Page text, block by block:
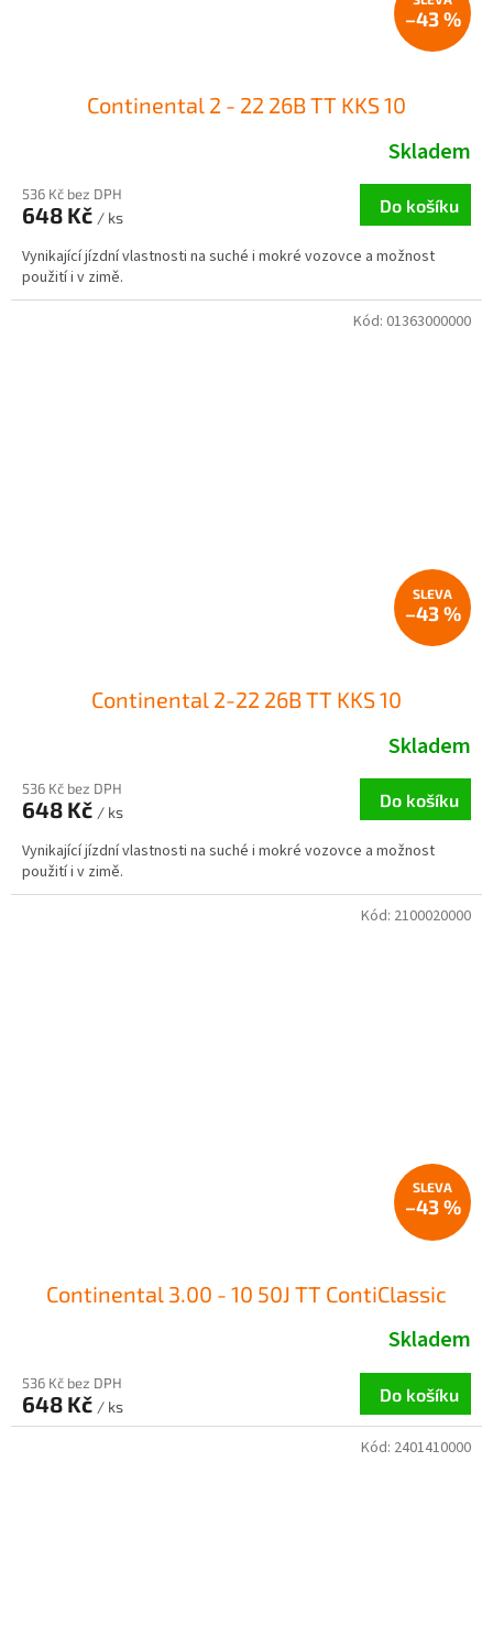
–43 %
Continental 2 - 22 26B TT KKS 10
Skladem
536 Kč bez DPH
648 Kč / ks
Do košíku
Vynikající jízdní vlastnosti na suché i mokré vozovce a možnost
použití i v zimě.
–43 %
Continental 2-22 26B TT KKS 10
Skladem
536 Kč bez DPH
648 Kč / ks
Do košíku
Vynikající jízdní vlastnosti na suché i mokré vozovce a možnost
použití i v zimě.
Kód: 01363000000
–43 %
Continental 3.00 - 10 50J TT ContiClassic
Skladem
536 Kč bez DPH
648 Kč / ks
Do košíku
Kód: 2100020000
Kód: 2401410000